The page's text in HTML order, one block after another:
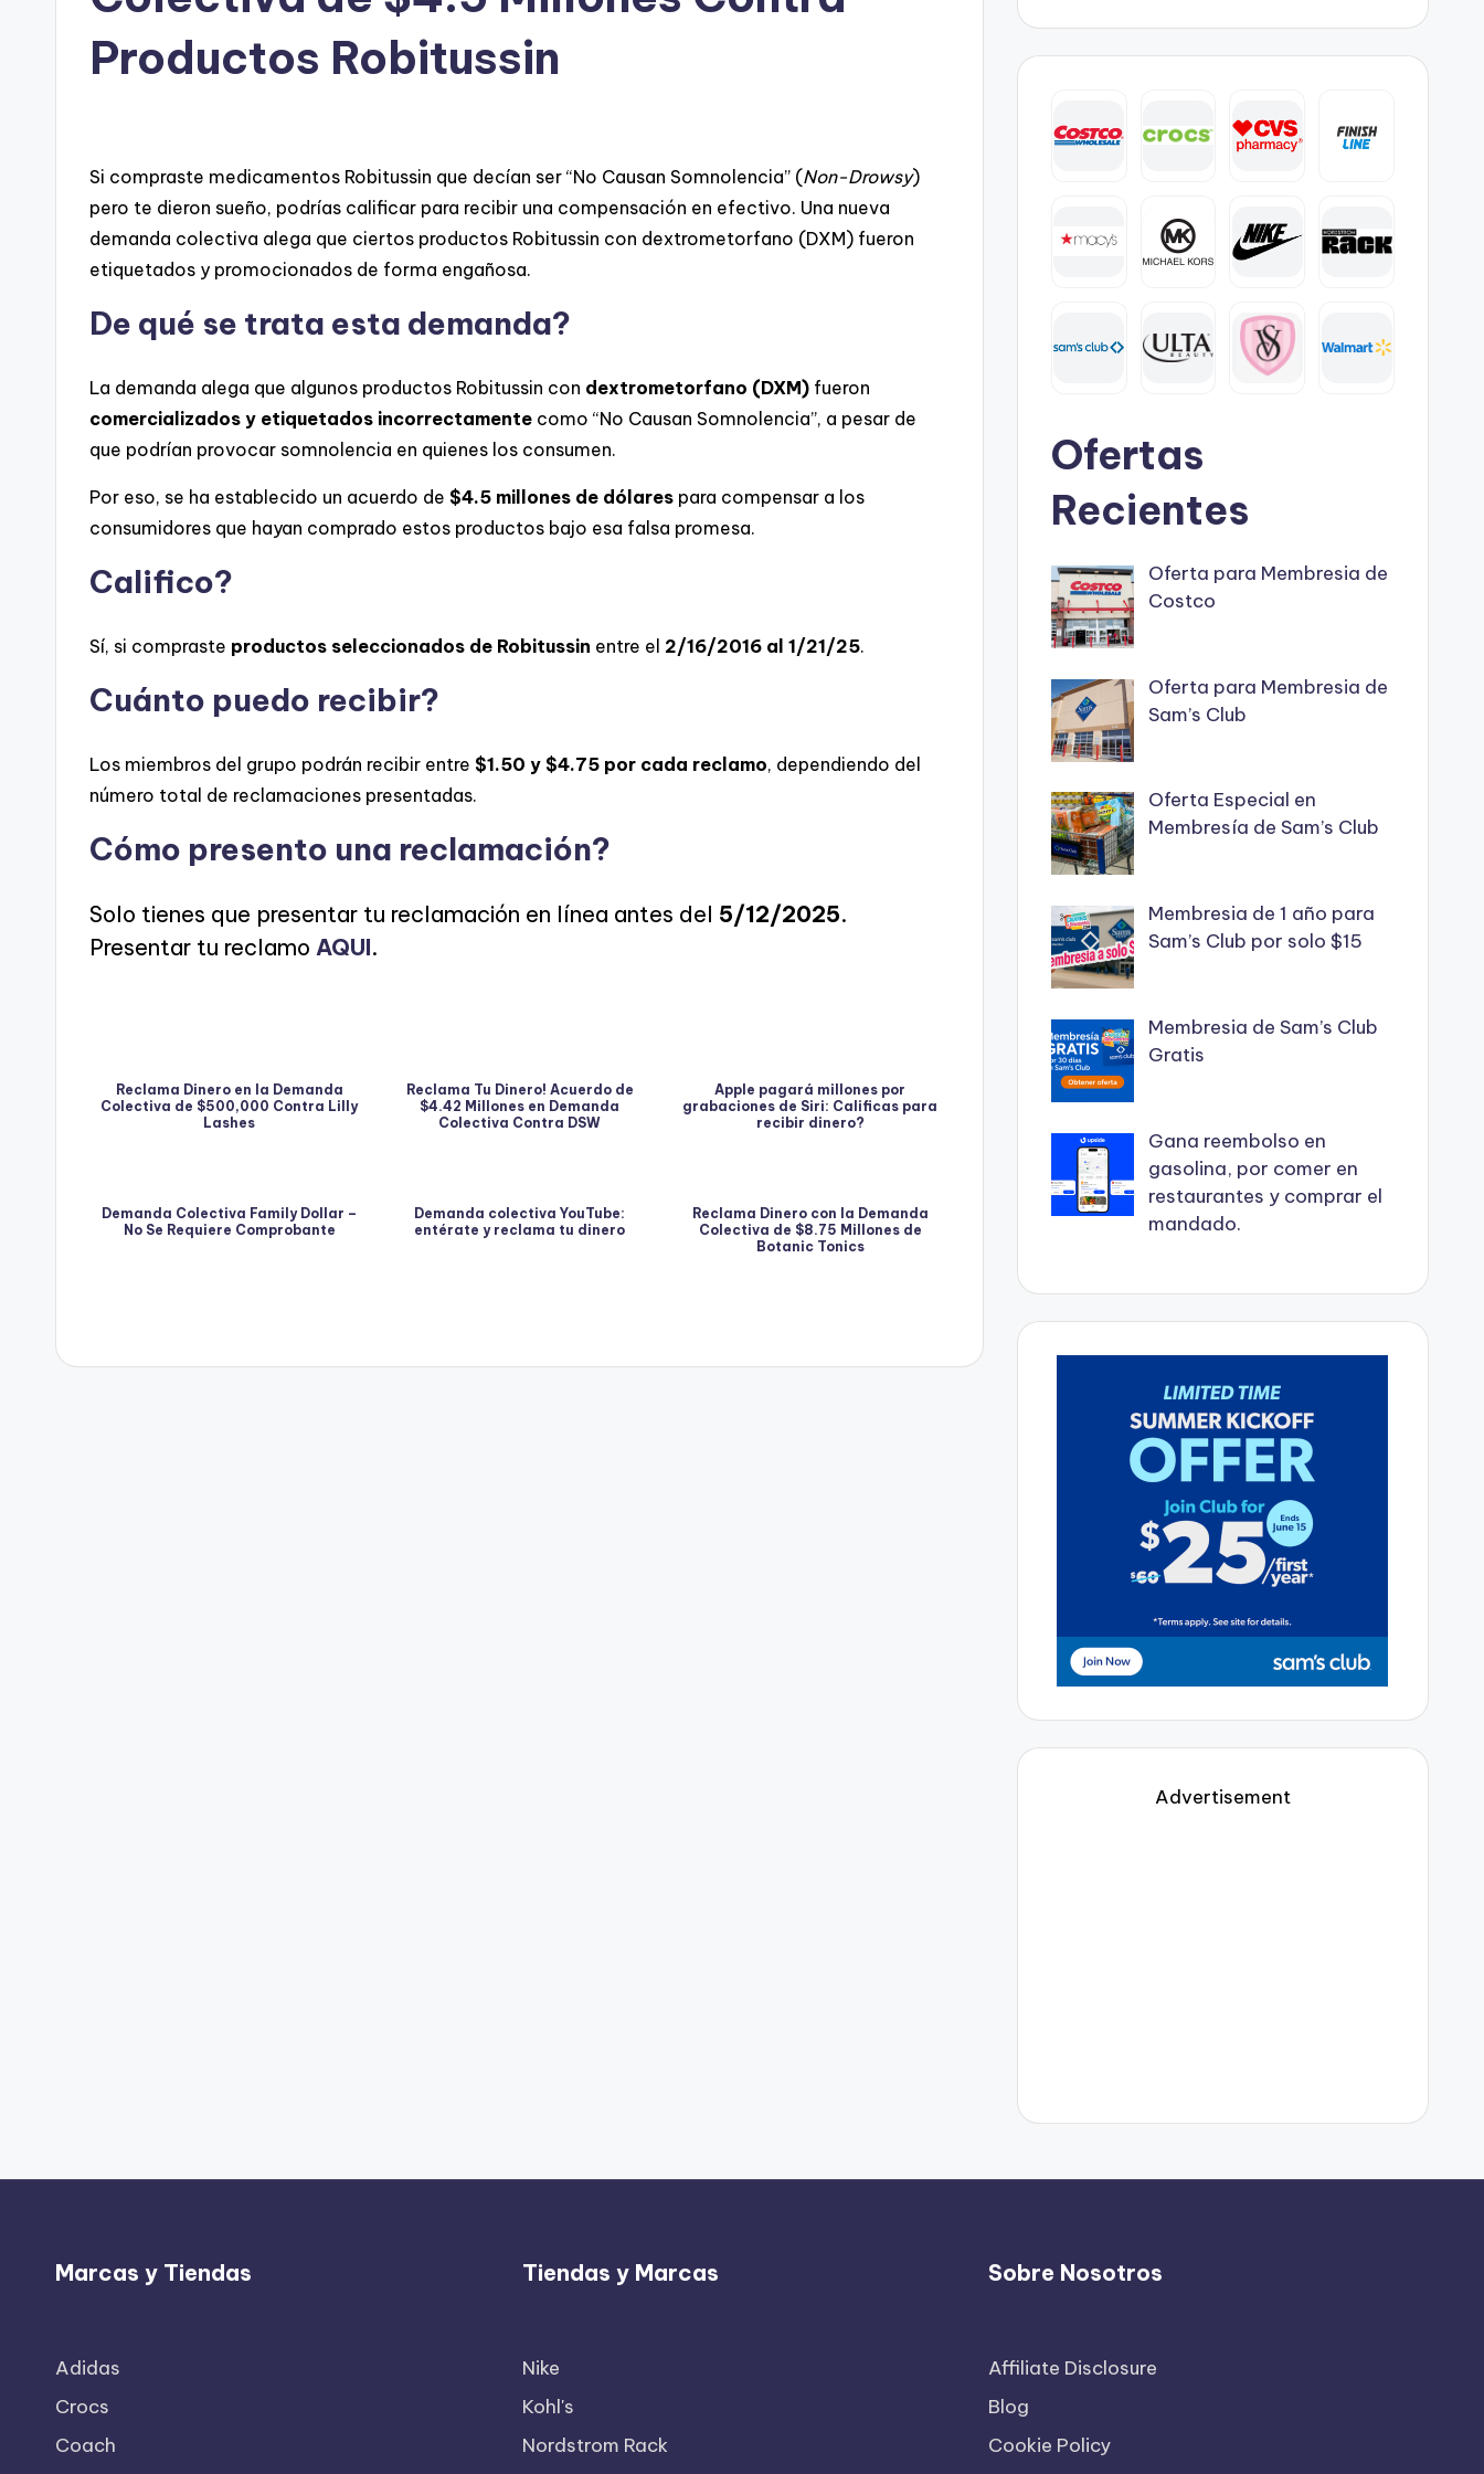
Productos Robitussin
Si compraste medicamentos Robitussin que decían ser “No Causan Somnolencia” (Non-Drowsy)
pero te dieron sueño, podrías calificar para recibir una compensación en efectivo. Una nueva
demanda colectiva alega que ciertos productos Robitussin con dextrometorfano (DXM) fueron
etiquetados y promocionados de forma engañosa.
De qué se trata esta demanda?
La demanda alega que algunos productos Robitussin con dextrometorfano (DXM) fueron
comercializados y etiquetados incorrectamente como “No Causan Somnolencia”, a pesar de
que podrían provocar somnolencia en quienes los consumen.
Por eso, se ha establecido un acuerdo de $4.5 millones de dólares para compensar a los
consumidores que hayan comprado estos productos bajo esa falsa promesa.
Califico?
Sí, si compraste productos seleccionados de Robitussin entre el 2/16/2016 al 1/21/25.
Cuánto puedo recibir?
Los miembros del grupo podrán recibir entre $1.50 y $4.75 por cada reclamo, dependiendo del
número total de reclamaciones presentadas.
Cómo presento una reclamación?
Solo tienes que presentar tu reclamación en línea antes del 5/12/2025.
Presentar tu reclamo AQUI.
Reclama Dinero en la Demanda
Colectiva de $500,000 Contra Lilly
Lashes
Reclama Tu Dinero! Acuerdo de
$4.42 Millones en Demanda
Colectiva Contra DSW
Apple pagará millones por
grabaciones de Siri: Calificas para
recibir dinero?
Demanda Colectiva Family Dollar –
No Se Requiere Comprobante
Demanda colectiva YouTube:
entérate y reclama tu dinero
Reclama Dinero con la Demanda
Colectiva de $8.75 Millones de
Botanic Tonics
Ofertas
Recientes
Oferta para Membresia de
Costco
Oferta para Membresia de
Sam’s Club
Oferta Especial en
Membresía de Sam’s Club
Membresia de 1 año para
Sam’s Club por solo $15
Membresia de Sam’s Club
Gratis
Gana reembolso en
gasolina, por comer en
restaurantes y comprar el
mandado.
Advertisement
Marcas y Tiendas
Adidas
Crocs
Coach
Tiendas y Marcas
Nike
Kohl's
Nordstrom Rack
Sobre Nosotros
Affiliate Disclosure
Blog
Cookie Policy